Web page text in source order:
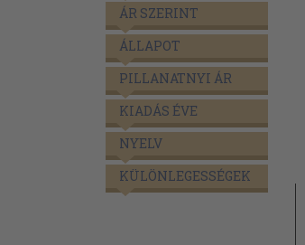
ÁR SZERINT
ÁLLAPOT
PILLANATNYI ÁR
KIADÁS ÉVE
NYELV
KÜLÖNLEGESSÉGEK